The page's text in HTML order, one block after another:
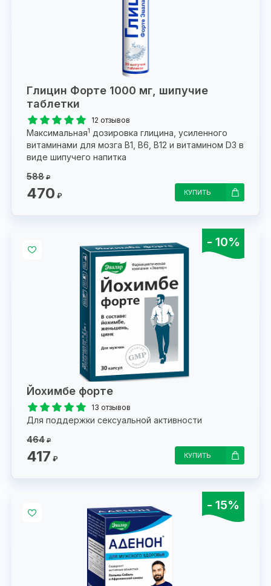
Глицин Форте 1000 мг, шипучие
таблетки
12 отзывов
Максимальная1 дозировка глицина, усиленного
витаминами для мозга В1, В6, В12 и витамином D3 в
виде шипучего напитка
588 ₽
470 ₽ КУПИТЬ
- 10%
Йохимбе форте
13 отзывов
Для поддержки сексуальной активности
464 ₽
417 ₽ КУПИТЬ
- 15%